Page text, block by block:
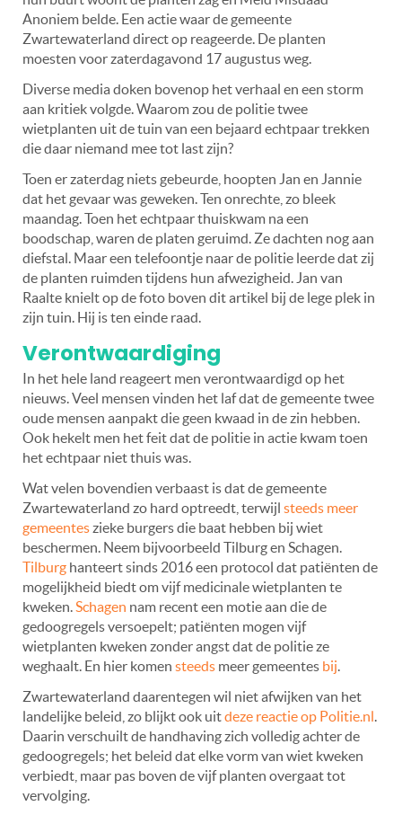
Anoniem belde. Een actie waar de gemeente
Zwartewaterland direct op reageerde. De planten
moesten voor zaterdagavond 17 augustus weg.
Diverse media doken bovenop het verhaal en een storm
aan kritiek volgde. Waarom zou de politie twee
wietplanten uit de tuin van een bejaard echtpaar trekken
die daar niemand mee tot last zijn?
Toen er zaterdag niets gebeurde, hoopten Jan en Jannie
dat het gevaar was geweken. Ten onrechte, zo bleek
maandag. Toen het echtpaar thuiskwam na een
boodschap, waren de platen geruimd. Ze dachten nog aan
diefstal. Maar een telefoontje naar de politie leerde dat zij
de planten ruimden tijdens hun afwezigheid. Jan van
Raalte knielt op de foto boven dit artikel bij de lege plek in
zijn tuin. Hij is ten einde raad.
Verontwaardiging
In het hele land reageert men verontwaardigd op het
nieuws. Veel mensen vinden het laf dat de gemeente twee
oude mensen aanpakt die geen kwaad in de zin hebben.
Ook hekelt men het feit dat de politie in actie kwam toen
het echtpaar niet thuis was.
Wat velen bovendien verbaast is dat de gemeente
Zwartewaterland zo hard optreedt, terwijl steeds meer
gemeenteszieke burgers die baat hebben bij wiet
beschermen. Neem bijvoorbeeld Tilburg en Schagen.
Tilburg hanteert sinds 2016 een protocol dat patiënten de
mogelijkheid biedt om vijf medicinale wietplanten te
kweken.Schagen nam recent een motie aan die de
gedoogregels versoepelt; patiënten mogen vijf
wietplanten kweken zonder angst dat de politie ze
weghaalt. En hier komen steeds meer gemeentes bij.
Zwartewaterland daarentegen wil niet afwijken van het
landelijke beleid, zo blijkt ook uitdeze reactie op Politie.nl.
Daarin verschuilt de handhaving zich volledig achter de
gedoogregels; het beleid dat elke vorm van wiet kweken
verbiedt, maar pas boven de vijf planten overgaat tot
vervolging.